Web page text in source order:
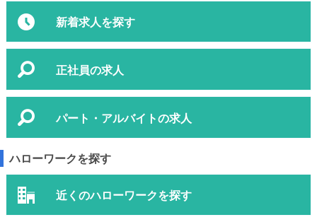
新着求人を探す
正社員の求人
パート・アルバイトの求人
ハローワークを探す
近くのハローワークを探す